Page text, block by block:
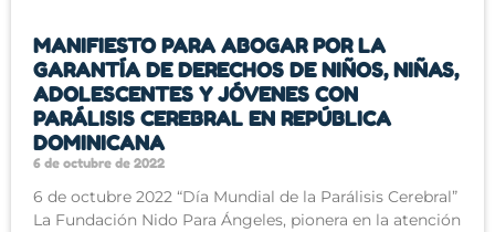
MANIFIESTO PARA ABOGAR POR LA
GARANTÍA DE DERECHOS DE NIÑOS, NIÑAS,
ADOLESCENTES Y JÓVENES CON
PARÁLISIS CEREBRAL EN REPÚBLICA
DOMINICANA
6 de octubre de 2022
6 de octubre 2022 “Día Mundial de la Parálisis Cerebral”
La Fundación Nido Para Ángeles, pionera en la atención